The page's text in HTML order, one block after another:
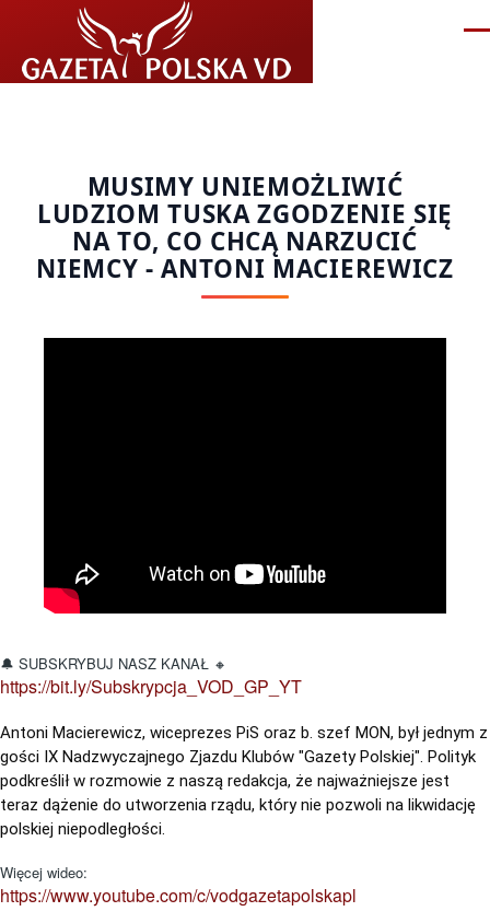
Przejdź do treści
MUSIMY UNIEMOŻLIWIĆ
LUDZIOM TUSKA ZGODZENIE SIĘ
NA TO, CO CHCĄ NARZUCIĆ
NIEMCY - ANTONI MACIEREWICZ
🔔 SUBSKRYBUJ NASZ KANAŁ 🔸
https://bit.ly/Subskrypcja_VOD_GP_YT
Antoni Macierewicz, wiceprezes PiS oraz b. szef MON, był jednym z
gości IX Nadzwyczajnego Zjazdu Klubów "Gazety Polskiej". Polityk
podkreślił w rozmowie z naszą redakcja, że najważniejsze jest
teraz dążenie do utworzenia rządu, który nie pozwoli na likwidację
polskiej niepodległości.
Więcej wideo:
https://www.youtube.com/c/vodgazetapolskapl